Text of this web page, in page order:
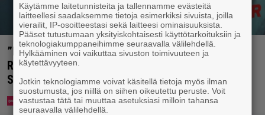
”Nukuimme kaikki viisi samassa huoneessa” –
Renny Harlinin perhe vietti unelmien kesän
Suomessa
Käytämme laitetunnisteita ja tallennamme evästeitä
laitteellesi saadaksemme tietoja esimerkiksi sivuista, joilla
vierailit, IP-osoitteestasi sekä laitteesi ominaisuuksista.
Pääset tutustumaan yksityiskohtaisesti käyttötarkoituksiin ja
teknologiakumppaneihimme seuraavalla välilehdellä.
Hylkääminen voi vaikuttaa sivuston toimivuuteen ja
käytettävyyteen.
Jotkin teknologiamme voivat käsitellä tietoja myös ilman
suostumusta, jos niillä on siihen oikeutettu peruste. Voit
vastustaa tätä tai muuttaa asetuksiasi milloin tahansa
seuraavalla välilehdellä.